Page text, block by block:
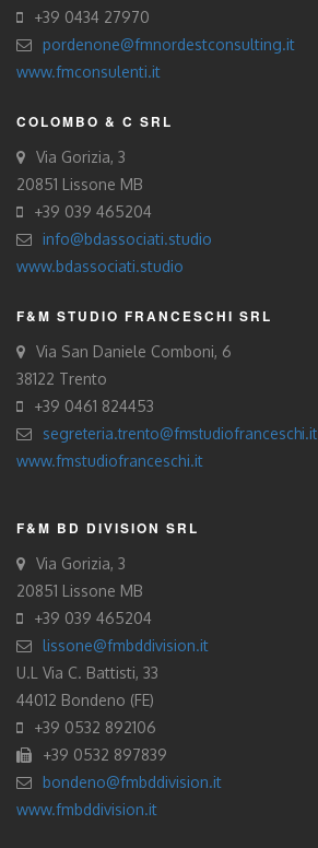
+39 0434 27970
pordenone@fmnordestconsulting.it
www.fmconsulenti.it
COLOMBO & C SRL
Via Gorizia, 3
20851 Lissone MB
+39 039 465204
info@bdassociati.studio
www.bdassociati.studio
F&M STUDIO FRANCESCHI SRL
Via San Daniele Comboni, 6
38122 Trento
+39 0461 824453
segreteria.trento@fmstudiofranceschi.it
www.fmstudiofranceschi.it
F&M BD DIVISION SRL
Via Gorizia, 3
20851 Lissone MB
+39 039 465204
lissone@fmbddivision.it
U.L Via C. Battisti, 33
44012 Bondeno (FE)
+39 0532 892106
+39 0532 897839
bondeno@fmbddivision.it
www.fmbddivision.it